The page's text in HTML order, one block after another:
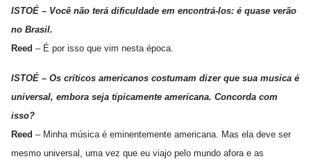
ISTOÉ – Você não terá dificuldade em encontrá-los: é quase verão
no Brasil.
Reed – É por isso que vim nesta época.
ISTOÉ – Os críticos americanos costumam dizer que sua musica é
universal, embora seja tipicamente americana. Concorda com
isso?
Reed – Minha música é eminentemente americana. Mas ela deve ser
mesmo universal, uma vez que eu viajo pelo mundo afora e as